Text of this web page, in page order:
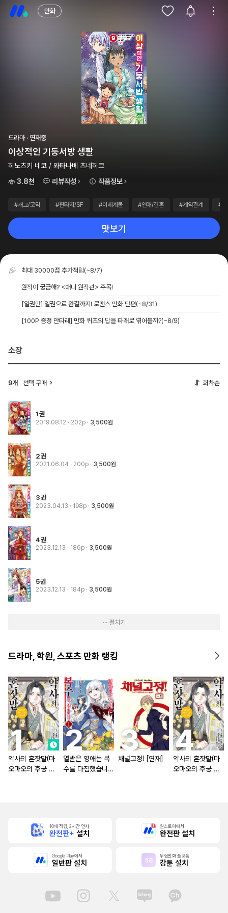
만화
드라마 · 연재중
이상적인 기둥서방 생활
히노츠키 네코 / 와타나베 츠네히코
3.8천
리뷰작성 작품정보
#개그/코믹 #판타지/SF #이세계물 #연애/결혼 #계약관계 #3
맛보기
최대 30000점 추가적립(~8/7)
원작이 궁금해? <애니 원작관> 주목!
[일권만] 일권으로 완결까지! 로맨스 만화 단편(~8/31)
[100P 증정 만타래] 만화 퀴즈의 답을 타래로 엮어볼까?(~8/9)
소장
9개 선택 구매 회차순
1권
2019.08.12 · 202p 3,500원
2권
2021.06.04 · 200p 3,500원
3권
2023.04.13 · 198p 3,500원
4권
2023.12.13 · 186p 3,500원
5권
2023.12.13 · 184p 3,500원
··· 펼치기
드라마, 학원, 스포츠 만화 랭킹
약사의 혼잣말(마
오마오의 후궁 수
열받은 영애는 복
수를 다짐했습니다
채널고정! [연재]
약사의 혼잣말(마
오마오의 후궁 수
10배 적립, 2시간 먼저
완전판+ 설치
원스토어에서
완전판 설치
Google Play에서
일반판 설치
무협만화 플랫폼
강툰 설치